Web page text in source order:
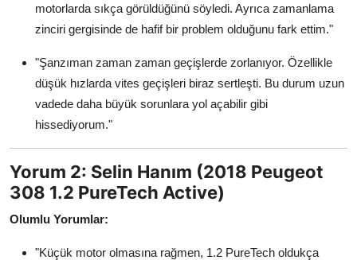
motorlarda sıkça görüldüğünü söyledi. Ayrıca zamanlama
zinciri gergisinde de hafif bir problem olduğunu fark ettim."
"Şanzıman zaman zaman geçişlerde zorlanıyor. Özellikle
düşük hızlarda vites geçişleri biraz sertleşti. Bu durum uzun
vadede daha büyük sorunlara yol açabilir gibi
hissediyorum."
Yorum 2: Selin Hanım (2018 Peugeot
308 1.2 PureTech Active)
Olumlu Yorumlar:
"Küçük motor olmasına rağmen, 1.2 PureTech oldukça